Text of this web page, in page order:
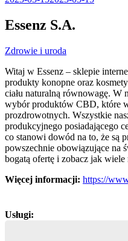
Essenz S.A.
Zdrowie i uroda
Witaj w Essenz – sklepie
produkty konopne oraz
ciału naturalną równowagę. W
wybór produktów CBD, które
prozdrowotnych. Wszystkie
produkcyjnego posiadającego
co stanowi dowód na to, że są
powszechnie obowiązujące na
bogatą ofertę i zobacz jak wiele
Więcej informacji: https://